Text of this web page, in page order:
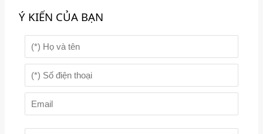
Ý KIẾN CỦA BẠN